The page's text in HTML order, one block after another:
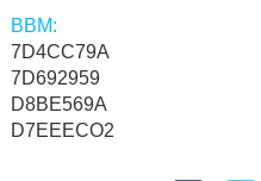
7D4CC79A
7D692959
D8BE569A
D7EEECO2